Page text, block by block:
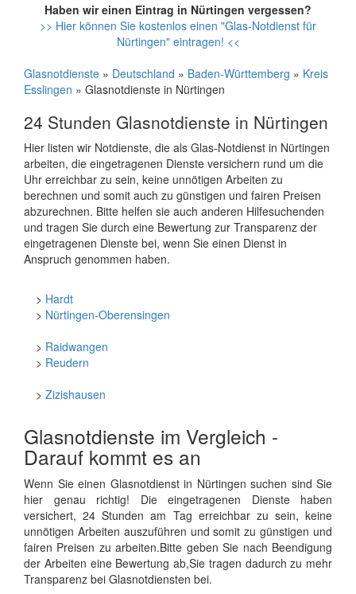
Haben wir einen Eintrag in Nürtingen vergessen?
>> Hier können Sie kostenlos einen "Glas-Notdienst für
Nürtingen" eintragen! <<
Glasnotdienste » Deutschland » Baden-Württemberg » Kreis
Esslingen » Glasnotdienste in Nürtingen
24 Stunden Glasnotdienste in Nürtingen
Hier listen wir Notdienste, die als Glas-Notdienst in Nürtingen
arbeiten, die eingetragenen Dienste versichern rund um die
Uhr erreichbar zu sein, keine unnötigen Arbeiten zu
berechnen und somit auch zu günstigen und fairen Preisen
abzurechnen. Bitte helfen sie auch anderen Hilfesuchenden
und tragen Sie durch eine Bewertung zur Transparenz der
eingetragenen Dienste bei, wenn Sie einen Dienst in
Anspruch genommen haben.
> Hardt
> Nürtingen-Oberensingen
> Raidwangen
> Reudern
> Zizishausen
Glasnotdienste im Vergleich -
Darauf kommt es an
Wenn Sie einen Glasnotdienst in Nürtingen suchen sind Sie
hier genau richtig! Die eingetragenen Dienste haben
versichert, 24 Stunden am Tag erreichbar zu sein, keine
unnötigen Arbeiten auszuführen und somit zu günstigen und
fairen Preisen zu arbeiten.Bitte geben Sie nach Beendigung
der Arbeiten eine Bewertung ab,Sie tragen dadurch zu mehr
Transparenz bei Glasnotdiensten bei.